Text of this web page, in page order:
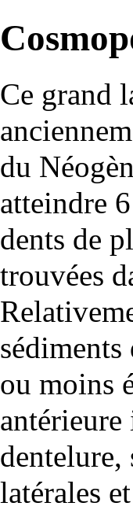
Ce grand
du
atteindre
dents de
trouvées
sédiments
ou moins
antérieure
latérales